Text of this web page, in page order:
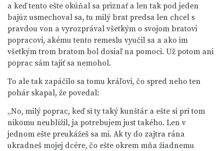
a keď tento ešte okúňal sa priznať a len tak pod jeden
bajúz usmechoval sa, tu milý brat predsa len chcel s
pravdou von a vyrozprával všetkým o svojom bratovi
popracovi, akému tento remeslu vyučil sa a ako im
všetkým trom bratom bol dosiaľ na pomoci. Už potom ani
poprac sám tajiť sa nemohol.
To ale tak zapáčilo sa tomu kráľovi, čo spred neho ten
pohár skapal, že povedal:
„No, milý poprac, keď si ty taký kunštár a ešte si pri tom
nikomu neublížil, ja potrebujem just takého. Len v
jednom ešte preukážeš sa mi. Ak ty do zajtra rána
ukradneš mojej dcére, čo ešte okrem mňa žiadnemu